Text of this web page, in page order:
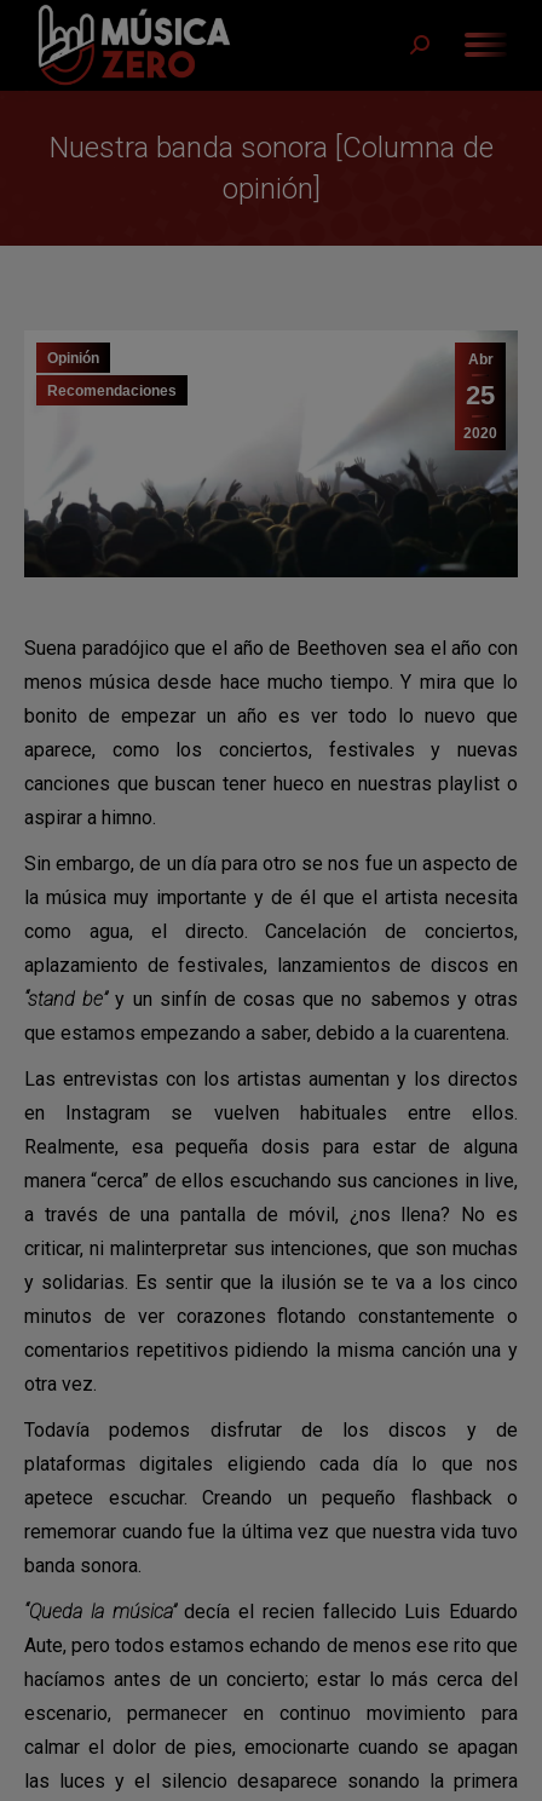
Buscar:
Nuestra banda sonora [Columna de
opinión]
Abr
25
2020
Opinión
Recomendaciones
Suena paradójico que el año de Beethoven sea el año con
menos música desde hace mucho tiempo. Y mira que lo
bonito de empezar un año es ver todo lo nuevo que
aparece, como los conciertos, festivales y nuevas
canciones que buscan tener hueco en nuestras playlist o
aspirar a himno.
Sin embargo, de un día para otro se nos fue un aspecto de
la música muy importante y de él que el artista necesita
como agua, el directo. Cancelación de conciertos,
aplazamiento de festivales, lanzamientos de discos en
“stand be”y un sinfín de cosas que no sabemos y otras
que estamos empezando a saber, debido a la cuarentena.
Las entrevistas con los artistas aumentan y los directos
en Instagram se vuelven habituales entre ellos.
Realmente, esa pequeña dosis para estar de alguna
manera “cerca” de ellos escuchando sus canciones in live,
a través de una pantalla de móvil, ¿nos llena? No es
criticar, ni malinterpretar sus intenciones, que son muchas
y solidarias. Es sentir que la ilusión se te va a los cinco
minutos de ver corazones flotando constantemente o
comentarios repetitivos pidiendo la misma canción una y
otra vez.
Todavía podemos disfrutar de los discos y de
plataformas digitales eligiendo cada día lo que nos
apetece escuchar. Creando un pequeño flashback o
rememorar cuando fue la última vez que nuestra vida tuvo
banda sonora.
“Queda la música”decía el recien fallecido Luis Eduardo
Aute, pero todos estamos echando de menos ese rito que
hacíamos antes de un concierto; estar lo más cerca del
escenario, permanecer en continuo movimiento para
calmar el dolor de pies, emocionarte cuando se apagan
las luces y el silencio desaparece sonando la primera